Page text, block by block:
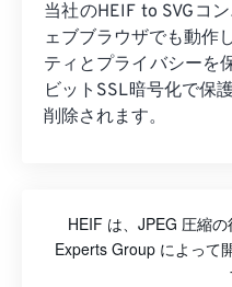
当社のHEIF to SVGコ
ェブブラウザでも動作
ティとプライバシーを
ビットSSL暗号化で保
削除されます。
HEIF は、JPEG 圧縮
Experts Group によって